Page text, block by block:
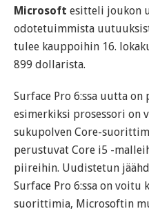
Microsoft esitteli joukon
odotetuimmista
tulee kauppoihin 16.
899 dollarista.
Surface Pro 6:ssa uutta
esimerkiksi prosessori on
sukupolven Core-
perustuvat Core i5 -
piireihin. Uudistetun
Surface Pro 6:ssa on voitu
suorittimia, Microsoftin